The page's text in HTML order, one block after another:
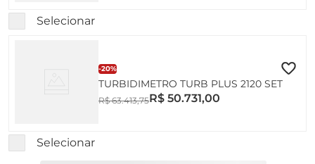
Selecionar
-20%
TURBIDIMETRO TURB PLUS 2120 SET
R$ 63.413,75R$ 50.731,00
Selecionar